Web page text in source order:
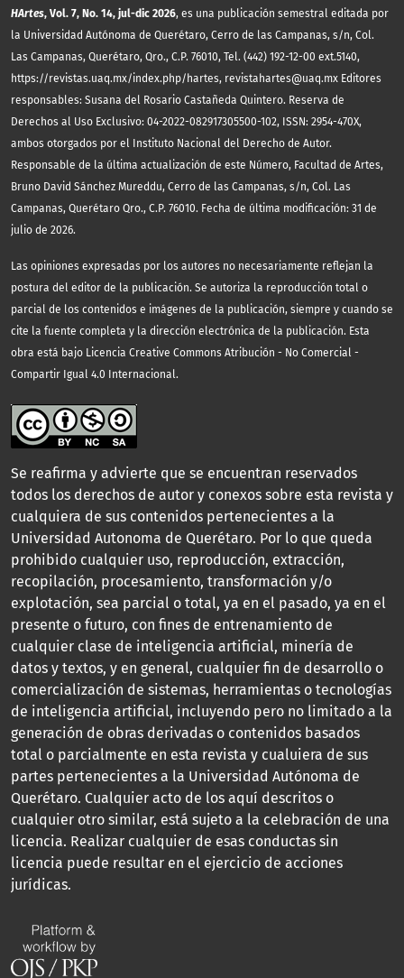
HArtes, Vol. 7, No. 14, jul-dic 2026, es una publicación semestral editada por
la Universidad Autónoma de Querétaro, Cerro de las Campanas, s/n, Col.
Las Campanas, Querétaro, Qro., C.P. 76010, Tel. (442) 192-12-00 ext.5140,
https://revistas.uaq.mx/index.php/hartes, revistahartes@uaq.mx Editores
responsables: Susana del Rosario Castañeda Quintero. Reserva de
Derechos al Uso Exclusivo: 04-2022-082917305500-102, ISSN: 2954-470X,
ambos otorgados por el Instituto Nacional del Derecho de Autor.
Responsable de la última actualización de este Número, Facultad de Artes,
Bruno David Sánchez Mureddu, Cerro de las Campanas, s/n, Col. Las
Campanas, Querétaro Qro., C.P. 76010. Fecha de última modificación: 31 de
julio de 2026.
Las opiniones expresadas por los autores no necesariamente reflejan la
postura del editor de la publicación. Se autoriza la reproducción total o
parcial de los contenidos e imágenes de la publicación, siempre y cuando se
cite la fuente completa y la dirección electrónica de la publicación. Esta
obra está bajo Licencia Creative Commons Atribución - No Comercial -
Compartir Igual 4.0 Internacional.
Se reafirma y advierte que se encuentran reservados
todos los derechos de autor y conexos sobre esta revista y
cualquiera de sus contenidos pertenecientes a la
Universidad Autonoma de Querétaro. Por lo que queda
prohibido cualquier uso, reproducción, extracción,
recopilación, procesamiento, transformación y/o
explotación, sea parcial o total, ya en el pasado, ya en el
presente o futuro, con fines de entrenamiento de
cualquier clase de inteligencia artificial, minería de
datos y textos, y en general, cualquier fin de desarrollo o
comercialización de sistemas, herramientas o tecnologías
de inteligencia artificial, incluyendo pero no limitado a la
generación de obras derivadas o contenidos basados
total o parcialmente en esta revista y cualuiera de sus
partes pertenecientes a la Universidad Autónoma de
Querétaro. Cualquier acto de los aquí descritos o
cualquier otro similar, está sujeto a la celebración de una
licencia. Realizar cualquier de esas conductas sin
licencia puede resultar en el ejercicio de acciones
jurídicas.